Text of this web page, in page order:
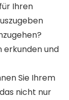
Ihren
erkunden und
Sie Ihrem
nicht nur